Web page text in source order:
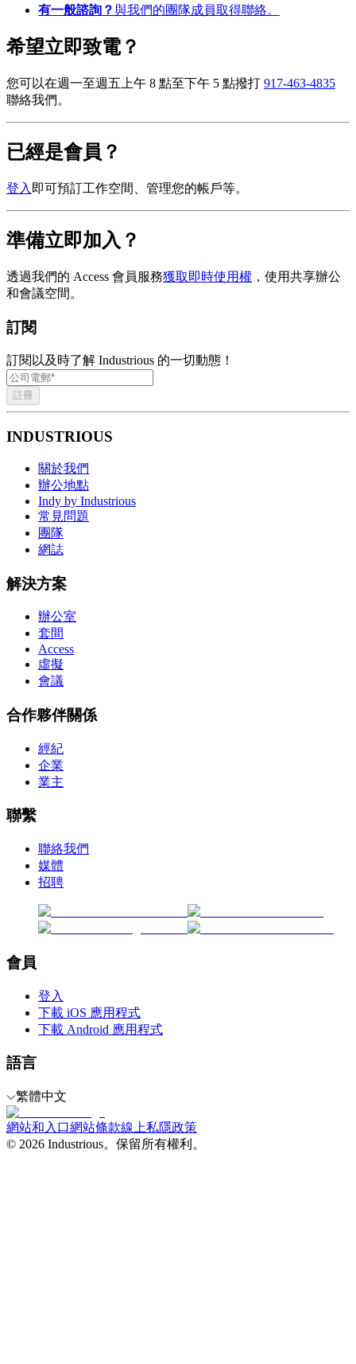
有一般諮詢？與我們的團隊成員取得聯絡。
希望立即致電？
您可以在週一至週五上午 8 點至下午 5 點撥打 917-463-4835
聯絡我們。
已經是會員？
登入 即可預訂工作空間、管理您的帳戶等。
準備立即加入？
透過我們的 Access 會員服務獲取即時使用權 ，使用共享辦公
和會議空間。
訂閱
訂閱以及時了解 Industrious 的一切動態！
註冊
INDUSTRIOUS
關於我們
辦公地點
Indy by Industrious
常見問題
團隊
網誌
解決方案
辦公室
套間
Access
虛擬
會議
合作夥伴關係
經紀
企業
業主
聯繫
聯絡我們
媒體
招聘
會員
登入
下載 iOS 應用程式
下載 Android 應用程式
語言
繁體中文
網站和入口網站條款線上私隱政策
© 2026 Industrious。保留所有權利。